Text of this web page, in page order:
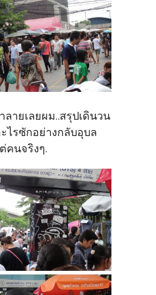
ลายเลยผม..สรุปเดินวน
ไรซักอย่างกลับอุบล
คนจริงๆ.